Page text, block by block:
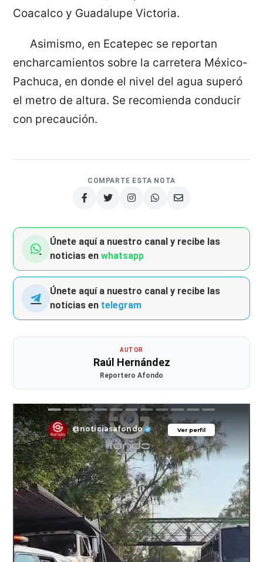
Coacalco y Guadalupe Victoria.
Asimismo, en Ecatepec se reportan
encharcamientos sobre la carretera México-
Pachuca, en donde el nivel del agua superó
el metro de altura. Se recomienda conducir
con precaución.
COMPARTE ESTA NOTA
Únete aquí a nuestro canal y recibe las
noticias enwhatsapp
Únete aquí a nuestro canal y recibe las
noticias en telegram
AUTOR
Raúl Hernández
Reportero Afondo
Ver perfil
@noticiasafondo Ver perfil